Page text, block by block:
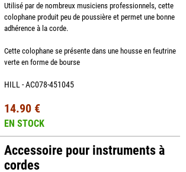
Utilisé par de nombreux musiciens professionnels, cette
colophane produit peu de poussière et permet une bonne
adhérence à la corde.
Cette colophane se présente dans une housse en feutrine
verte en forme de bourse
HILL - AC078-451045
14.90 €
EN STOCK
Accessoire pour instruments à
cordes